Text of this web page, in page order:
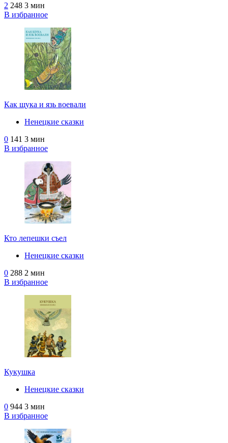
2 248 3 мин
В избранное
Как щука и язь воевали
Ненецкие сказки
0 141 3 мин
В избранное
Кто лепешки съел
Ненецкие сказки
0 288 2 мин
В избранное
Кукушка
Ненецкие сказки
0 944 3 мин
В избранное